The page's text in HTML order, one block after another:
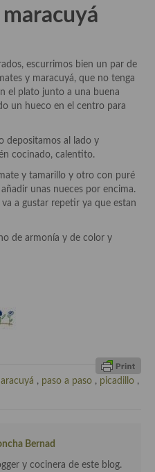
escurrimos bien un par de
y maracuyá, que no tenga
el plato junto a una buena
un hueco en el centro para
depositamos al lado y
cocinado, calentito.
y tamarillo y otro con puré
unas nueces por encima.
a gustar repetir ya que estan
de armonía y de color y
, paso a paso , picadillo ,
Bernad
y cocinera de este blog.